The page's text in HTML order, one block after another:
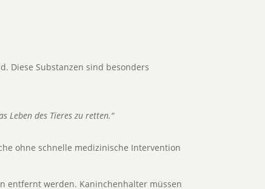
Diese Substanzen sind besonders
Leben des Tieres zu retten.“
ohne schnelle medizinische Intervention
entfernt werden. Kaninchenhalter müssen